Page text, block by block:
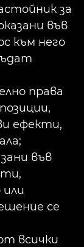
за
във
към него
права
ефекти,
във
или
се
всички